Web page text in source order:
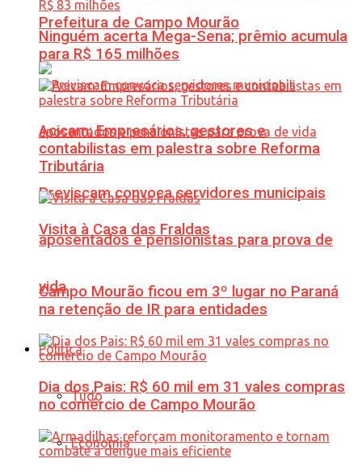
Prefeitura de Campo Mourão
Previscam convoca servidores municipais
aposentados e pensionistas para prova de
vida
Política
Tudo
Economia
Ninguém acerta Mega-Sena; prêmio acumula
para R$ 165 milhões
Acicam: Empresários, gestores e
contabilistas em palestra sobre Reforma
Tributária
Visita à Casa das Fraldas
Campo Mourão ficou em 3º lugar no Paraná
na retenção de IR para entidades
Dia dos Pais: R$ 60 mil em 31 vales compras
no comércio de Campo Mourão